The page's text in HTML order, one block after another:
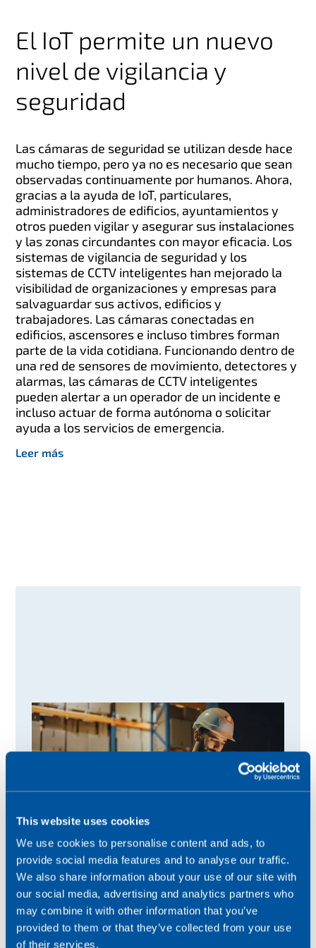
This website uses cookies
We use cookies to personalise content and ads, to
provide social media features and to analyse our traffic.
We also share information about your use of our site with
our social media, advertising and analytics partners who
may combine it with other information that you’ve
provided to them or that they’ve collected from your use
of their services.
El IoT permite un nuevo
nivel de vigilancia y
seguridad
Las cámaras de seguridad se utilizan desde hace
mucho tiempo, pero ya no es necesario que sean
observadas continuamente por humanos. Ahora,
gracias a la ayuda de IoT, particulares,
administradores de edificios, ayuntamientos y
otros pueden vigilar y asegurar sus instalaciones
y las zonas circundantes con mayor eficacia. Los
sistemas de vigilancia de seguridad y los
sistemas de CCTV inteligentes han mejorado la
visibilidad de organizaciones y empresas para
salvaguardar sus activos, edificios y
trabajadores. Las cámaras conectadas en
edificios, ascensores e incluso timbres forman
parte de la vida cotidiana. Funcionando dentro de
una red de sensores de movimiento, detectores y
alarmas, las cámaras de CCTV inteligentes
pueden alertar a un operador de un incidente e
incluso actuar de forma autónoma o solicitar
ayuda a los servicios de emergencia.
Leer más